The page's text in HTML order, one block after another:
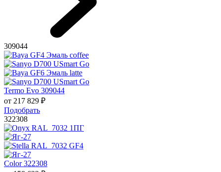
309044
Termo Evo 309044
от 217 829 ₽
Подобрать
322308
Color 322308